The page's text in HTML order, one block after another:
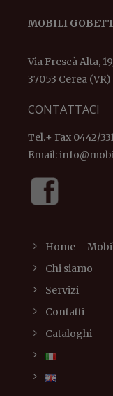
MOBILI
Via Frescà Alta,
37053 Cerea (VR)
CONTATTACI
Tel.+ Fax 0442/
Email:
Home –
Chi siamo
Servizi
Contatti
Cataloghi